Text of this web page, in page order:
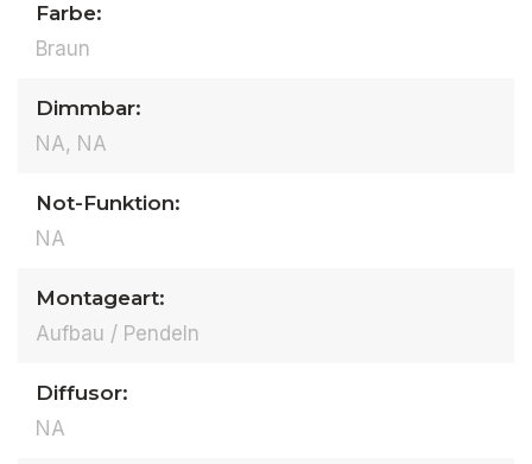
Farbe:
Braun
Dimmbar:
NA, NA
Not-Funktion:
NA
Montageart:
Aufbau / Pendeln
Diffusor:
NA